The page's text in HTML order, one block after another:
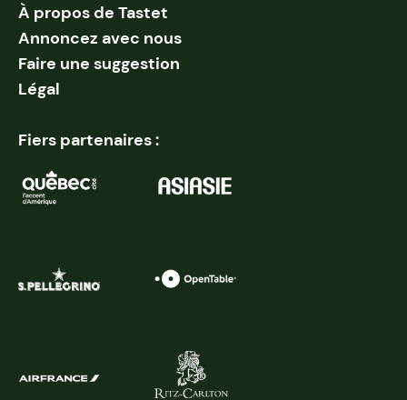
À propos de Tastet
Annoncez avec nous
Faire une suggestion
Légal
Fiers partenaires :